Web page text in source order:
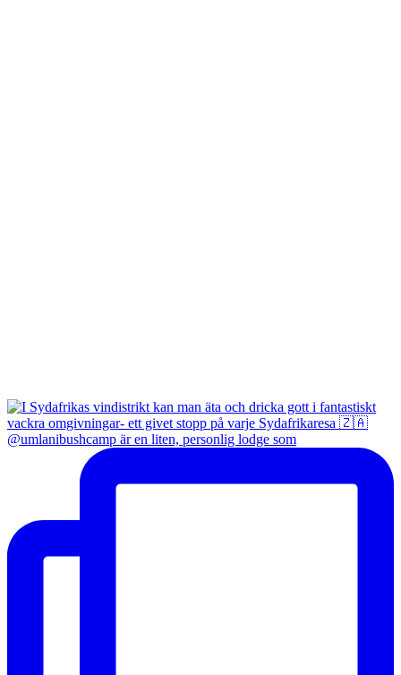
@umlanibushcamp är en liten, personlig lodge som